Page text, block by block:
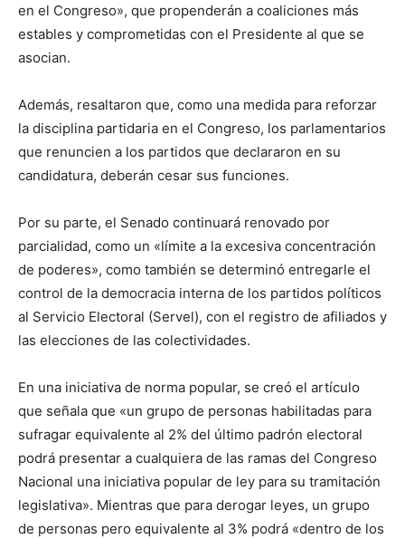
en el Congreso», que propenderán a coaliciones más
estables y comprometidas con el Presidente al que se
asocian.
Además, resaltaron que, como una medida para reforzar
la disciplina partidaria en el Congreso, los parlamentarios
que renuncien a los partidos que declararon en su
candidatura, deberán cesar sus funciones.
Por su parte, el Senado continuará renovado por
parcialidad, como un «límite a la excesiva concentración
de poderes», como también se determinó entregarle el
control de la democracia interna de los partidos políticos
al Servicio Electoral (Servel), con el registro de afiliados y
las elecciones de las colectividades.
En una iniciativa de norma popular, se creó el artículo
que señala que «un grupo de personas habilitadas para
sufragar equivalente al 2% del último padrón electoral
podrá presentar a cualquiera de las ramas del Congreso
Nacional una iniciativa popular de ley para su tramitación
legislativa». Mientras que para derogar leyes, un grupo
de personas pero equivalente al 3% podrá «dentro de los